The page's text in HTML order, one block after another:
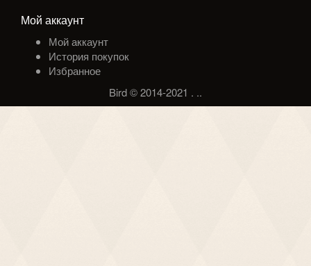
Мой аккаунт
Мой аккаунт
История покупок
Избранное
Bird © 2014-2021 . ..